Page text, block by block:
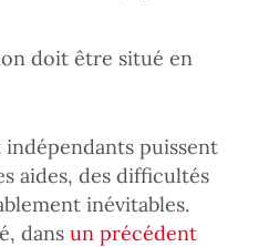
doit être situé en
puissent
aides, des difficultés
inévitables.
dans un précédent